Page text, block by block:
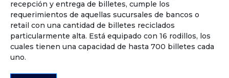
recepción y entrega de billetes, cumple los
requerimientos de aquellas sucursales de bancos o
retail con una cantidad de billetes reciclados
particularmente alta. Está equipado con 16 rodillos, los
cuales tienen una capacidad de hasta 700 billetes cada
uno.